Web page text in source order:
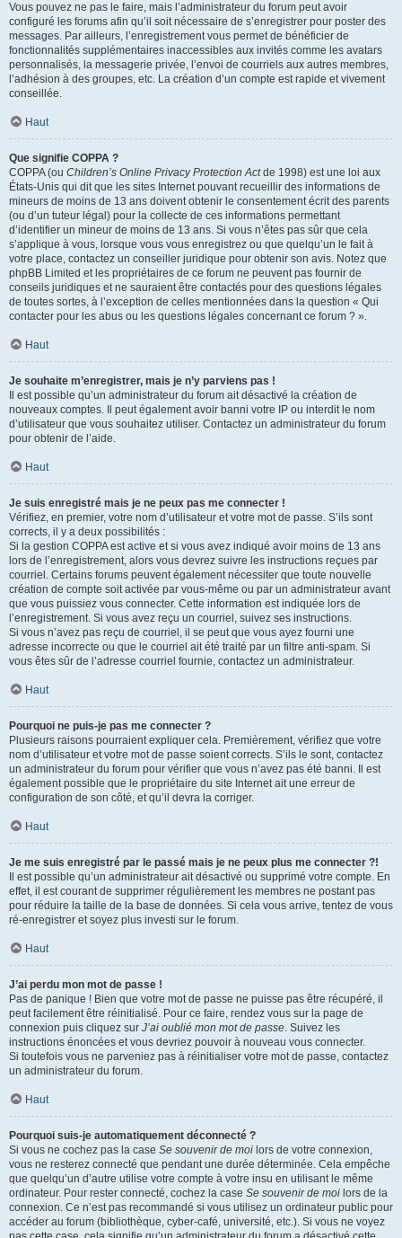
Vous pouvez ne pas le faire, mais l’administrateur du forum peut avoir
configuré les forums afin qu’il soit nécessaire de s’enregistrer pour poster des
messages. Par ailleurs, l’enregistrement vous permet de bénéficier de
fonctionnalités supplémentaires inaccessibles aux invités comme les avatars
personnalisés, la messagerie privée, l’envoi de courriels aux autres membres,
l’adhésion à des groupes, etc. La création d’un compte est rapide et vivement
conseillée.
Haut
Que signifie COPPA ?
COPPA (ou Children’s Online Privacy Protection Actde 1998) est une loi aux
États-Unis qui dit que les sites Internet pouvant recueillir des informations de
mineurs de moins de 13 ans doivent obtenir le consentement écrit des parents
(ou d’un tuteur légal) pour la collecte de ces informations permettant
d’identifier un mineur de moins de 13 ans. Si vous n’êtes pas sûr que cela
s’applique à vous, lorsque vous vous enregistrez ou que quelqu’un le fait à
votre place, contactez un conseiller juridique pour obtenir son avis. Notez que
phpBB Limited et les propriétaires de ce forum ne peuvent pas fournir de
conseils juridiques et ne sauraient être contactés pour des questions légales
de toutes sortes, à l’exception de celles mentionnées dans la question « Qui
contacter pour les abus ou les questions légales concernant ce forum ? ».
Haut
Je souhaite m’enregistrer, mais je n’y parviens pas !
Il est possible qu’un administrateur du forum ait désactivé la création de
nouveaux comptes. Il peut également avoir banni votre IP ou interdit le nom
d’utilisateur que vous souhaitez utiliser. Contactez un administrateur du forum
pour obtenir de l’aide.
Haut
Je suis enregistré mais je ne peux pas me connecter !
Vérifiez, en premier, votre nom d’utilisateur et votre mot de passe. S’ils sont
corrects, il y a deux possibilités :
Si la gestion COPPA est active et si vous avez indiqué avoir moins de 13 ans
lors de l’enregistrement, alors vous devrez suivre les instructions reçues par
courriel. Certains forums peuvent également nécessiter que toute nouvelle
création de compte soit activée par vous-même ou par un administrateur avant
que vous puissiez vous connecter. Cette information est indiquée lors de
l’enregistrement. Si vous avez reçu un courriel, suivez ses instructions.
Si vous n’avez pas reçu de courriel, il se peut que vous ayez fourni une
adresse incorrecte ou que le courriel ait été traité par un filtre anti-spam. Si
vous êtes sûr de l’adresse courriel fournie, contactez un administrateur.
Haut
Pourquoi ne puis-je pas me connecter ?
Plusieurs raisons pourraient expliquer cela. Premièrement, vérifiez que votre
nom d’utilisateur et votre mot de passe soient corrects. S’ils le sont, contactez
un administrateur du forum pour vérifier que vous n’avez pas été banni. Il est
également possible que le propriétaire du site Internet ait une erreur de
configuration de son côté, et qu’il devra la corriger.
Haut
Je me suis enregistré par le passé mais je ne peux plus me connecter ?!
Il est possible qu’un administrateur ait désactivé ou supprimé votre compte. En
effet, il est courant de supprimer régulièrement les membres ne postant pas
pour réduire la taille de la base de données. Si cela vous arrive, tentez de vous
ré-enregistrer et soyez plus investi sur le forum.
Haut
J’ai perdu mon mot de passe !
Pas de panique ! Bien que votre mot de passe ne puisse pas être récupéré, il
peut facilement être réinitialisé. Pour ce faire, rendez vous sur la page de
connexion puis cliquez sur J’ai oublié mon mot de passe. Suivez les
instructions énoncées et vous devriez pouvoir à nouveau vous connecter.
Si toutefois vous ne parveniez pas à réinitialiser votre mot de passe, contactez
un administrateur du forum.
Haut
Pourquoi suis-je automatiquement déconnecté ?
Si vous ne cochez pas la case Se souvenir de moi lors de votre connexion,
vous ne resterez connecté que pendant une durée déterminée. Cela empêche
que quelqu’un d’autre utilise votre compte à votre insu en utilisant le même
ordinateur. Pour rester connecté, cochez la case Se souvenir de moi lors de la
connexion. Ce n’est pas recommandé si vous utilisez un ordinateur public pour
accéder au forum (bibliothèque, cyber-café, université, etc.). Si vous ne voyez